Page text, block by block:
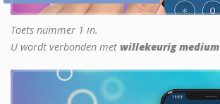
Toets nummer 1 in.
U wordt verbonden met willekeurig medium